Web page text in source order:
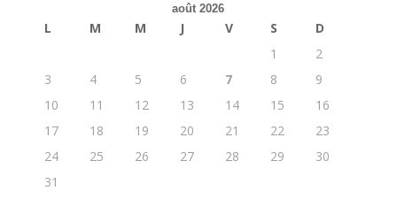
août 2026
L M M J V S
D
1
2
3
4 5 6 7 8
9
10
11 12 13 14 15
16
17
18 19 20 21 22
23
24
25 26 27 28 29
30
31